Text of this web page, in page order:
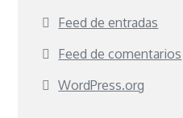
Feed de entradas
Feed de comentarios
WordPress.org